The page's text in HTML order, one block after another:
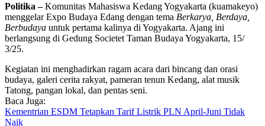
Politika –Komunitas Mahasiswa Kedang Yogyakarta (kuamakeyo)
menggelar Expo Budaya Edang dengan tema Berkarya, Berdaya,
Berbudaya untuk pertama kalinya di Yogyakarta. Ajang ini
berlangsung di Gedung Societet Taman Budaya Yogyakarta, 15/
3/25.
Kegiatan ini menghadirkan ragam acara dari bincang dan orasi
budaya, galeri cerita rakyat, pameran tenun Kedang, alat musik
Tatong, pangan lokal, dan pentas seni.
Baca Juga:
Kementrian ESDM Tetapkan Tarif Listrik PLN April-Juni Tidak
Naik